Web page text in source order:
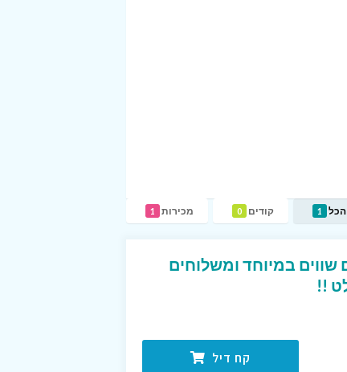
הכל 1 קודים 0 מכירות 1
שווים במיוחד ומשלוחים
!!
קח דיל